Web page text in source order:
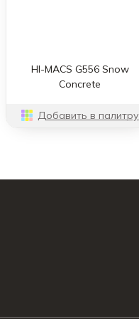
HI-MACS G556 Snow
Concrete
Добавить в палитру